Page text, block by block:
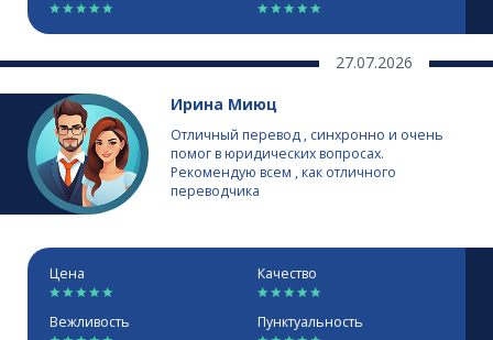
27.07.2026
Ирина Миюц
Отличный перевод , синхронно и очень
помог в юридических вопросах.
Рекомендую всем , как отличного
переводчика
Цена Качество
Вежливость Пунктуальность